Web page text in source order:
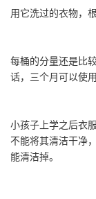
用它洗过的衣物，
每桶的分量还是比
话，三个月可以使用
小孩子上学之后衣
不能将其清洁干净
能清洁掉。